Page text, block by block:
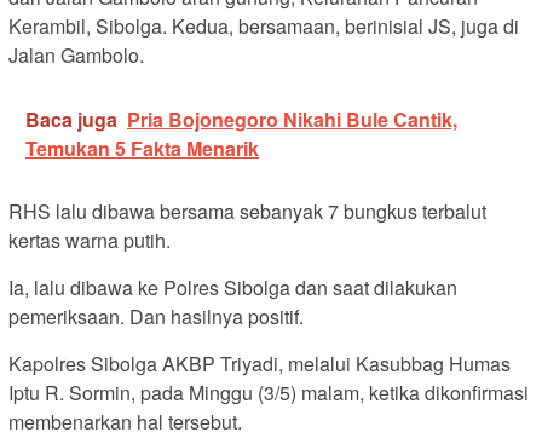
Kerambil, Sibolga. Kedua, bersamaan, berinisial JS, juga di
Jalan Gambolo.
Baca juga Pria Bojonegoro Nikahi Bule Cantik,
Temukan 5 Fakta Menarik
RHS lalu dibawa bersama sebanyak 7 bungkus terbalut
kertas warna putih.
Ia, lalu dibawa ke Polres Sibolga dan saat dilakukan
pemeriksaan. Dan hasilnya positif.
Kapolres Sibolga AKBP Triyadi, melalui Kasubbag Humas
Iptu R. Sormin, pada Minggu (3/5) malam, ketika dikonfirmasi
membenarkan hal tersebut.